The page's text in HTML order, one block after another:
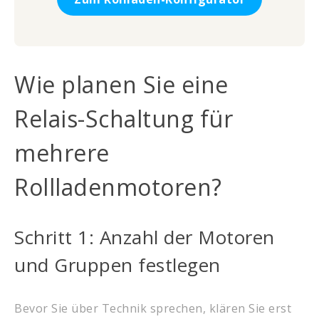
Wie planen Sie eine
Relais-Schaltung für
mehrere
Rollladenmotoren?
Schritt 1: Anzahl der Motoren
und Gruppen festlegen
Bevor Sie über Technik sprechen, klären Sie erst